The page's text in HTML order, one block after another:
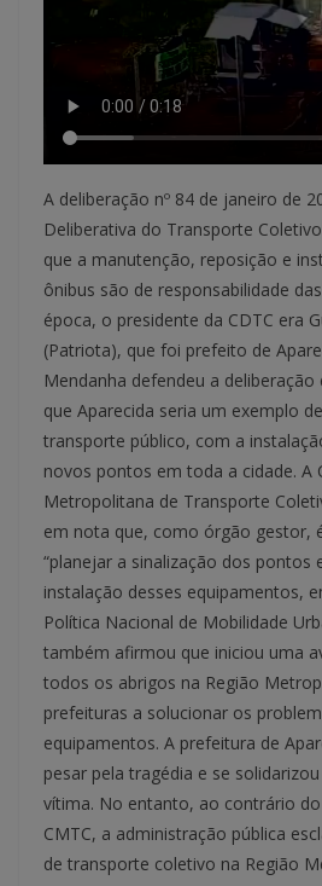
A deliberação nº 84 de janeiro de
Deliberativa do Transporte
que a manutenção, reposição e
ônibus são de responsabilidade
época, o presidente da CDTC era
(Patriota), que foi prefeito de
Mendanha defendeu a
que Aparecida seria um exemplo
transporte público, com a
novos pontos em toda a cidade. A
Metropolitana de Transporte
em nota que, como órgão gestor,
“planejar a sinalização dos pontos
instalação desses equipamentos,
Política Nacional de Mobilidade
também afirmou que iniciou uma
todos os abrigos na Região
prefeituras a solucionar os
equipamentos. A prefeitura de
pesar pela tragédia e se
vítima. No entanto, ao contrário
CMTC, a administração pública
de transporte coletivo na Região